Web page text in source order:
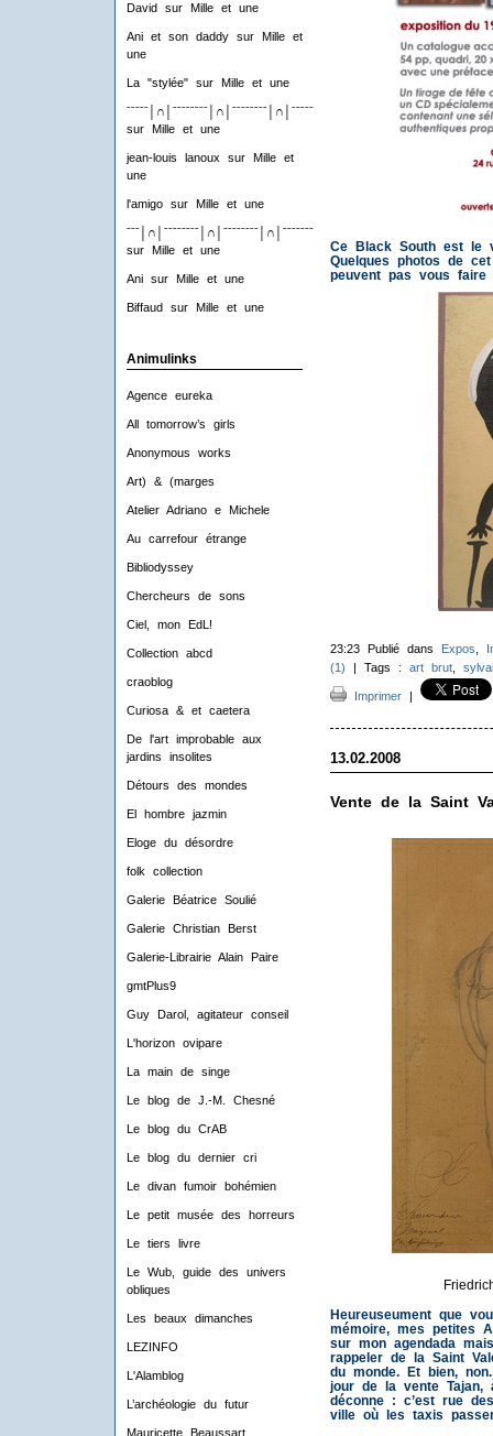
David sur Mille et une
Ani et son daddysur
Mille et
une
La "stylée"sur Mille et une
ˉˉˉˉˉ│∩│ˉˉˉˉˉˉˉˉ│∩│ˉˉˉˉˉˉˉˉ│∩│ˉˉˉˉˉˉˉˉ│∩│ˉˉˉˉ
sur
Mille et une
jean-louis lanoux sur
Mille et
une
l'amigosur Mille et une
ˉˉˉ│∩│ˉˉˉˉˉˉˉˉ│∩│ˉˉˉˉˉˉˉˉ│∩│ˉˉˉˉˉˉˉˉ│∩│ˉˉˉ
sur
Mille et une
Anisur Mille et une
Biffaud sur Mille et une
Animulinks
Agence eureka
All tomorrow’s girls
Anonymous works
Art) & (marges
Atelier Adriano e Michele
Au carrefour étrange
Bibliodyssey
Chercheurs de sons
Ciel, mon EdL!
Collection abcd
craoblog
Curiosa & et caetera
De l'art improbable aux
jardins insolites
Détours des mondes
El hombre jazmin
Eloge du désordre
folk collection
Galerie Béatrice Soulié
Galerie Christian Berst
Galerie-Librairie Alain Paire
gmtPlus9
Guy Darol, agitateur conseil
L'horizon ovipare
La main de singe
Le blog de J.-M. Chesné
Le blog du CrAB
Le blog du dernier cri
Le divan fumoir bohémien
Le petit musée des horreurs
Le tiers livre
Le Wub, guide des univers
obliques
Les beaux dimanches
LEZINFO
L'Alamblog
L’archéologie du futur
Mauricette Beaussart
Ce Black South est le
Quelques photos de
peuvent pas vous
23:23 Publié dans Expos
(1) | Tags : art brut,
Imprimer|
13.02.2008
Vente de la Saint
Heureuseument que
mémoire, mes petites
sur mon agendada
rappeler de la Saint
du monde. Et bien,
jour de la vente Tajan,
déconne : c’est rue
ville où les taxis